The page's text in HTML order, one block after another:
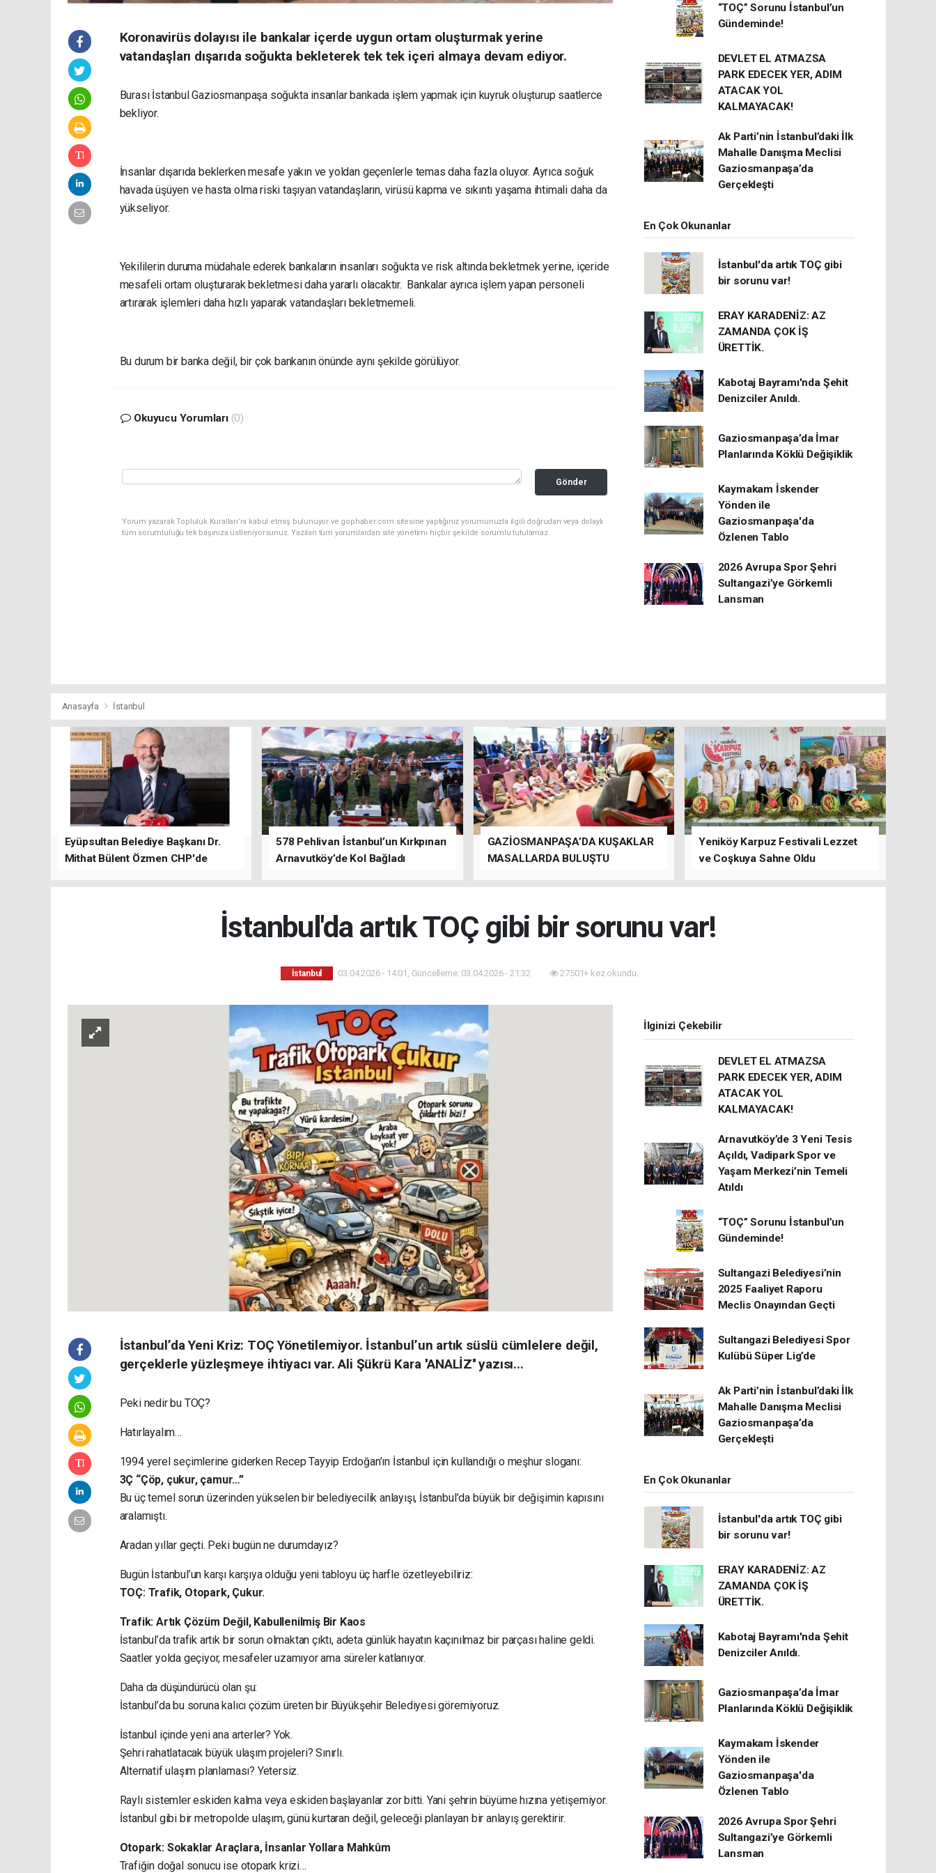
Koronavirüs dolayısı ile bankalar içerde uygun ortam oluşturmak yerine
vatandaşları dışarıda soğukta bekleterek tek tek içeri almaya devam ediyor.
Burası İstanbul Gaziosmanpaşa soğukta insanlar bankada işlem yapmak için kuyruk oluşturup saatlerce
bekliyor.
İnsanlar dışarıda beklerken mesafe yakın ve yoldan geçenlerle temas daha fazla oluyor. Ayrıca soğuk
havada üşüyen ve hasta olma riski taşıyan vatandaşların, virüsü kapma ve sıkıntı yaşama ihtimali daha da
yükseliyor.
Yekililerin duruma müdahale ederek bankaların insanları soğukta ve risk altında bekletmek yerine, içeride
mesafeli ortam oluşturarak bekletmesi daha yararlı olacaktır. Bankalar ayrıca işlem yapan personeli
artırarak işlemleri daha hızlı yaparak vatandaşları bekletmemeli.
Bu durum bir banka değil, bir çok bankanın önünde aynı şekilde görülüyor.
Okuyucu Yorumları (0)
Gönder
Yorum yazarak Topluluk Kuralları’nı kabul etmiş bulunuyor ve gophaber.com sitesine yaptığınız yorumunuzla ilgili doğrudan veya dolaylı
tüm sorumluluğu tek başınıza üstleniyorsunuz. Yazılan tüm yorumlardan site yönetimi hiçbir şekilde sorumlu tutulamaz.
“TOÇ” Sorunu İstanbul’un
Gündeminde!
DEVLET EL ATMAZSA
PARK EDECEK YER, ADIM
ATACAK YOL
KALMAYACAK!
Ak Parti’nin İstanbul’daki İlk
Mahalle Danışma Meclisi
Gaziosmanpaşa’da
Gerçekleşti
En Çok Okunanlar
İstanbul'da artık TOÇ gibi
bir sorunu var!
ERAY KARADENİZ: AZ
ZAMANDA ÇOK İŞ
ÜRETTİK.
Kabotaj Bayramı'nda Şehit
Denizciler Anıldı.
Gaziosmanpaşa’da İmar
Planlarında Köklü Değişiklik
Kaymakam İskender
Yönden ile
Gaziosmanpaşa'da
Özlenen Tablo
2026 Avrupa Spor Şehri
Sultangazi’ye Görkemli
Lansman
Anasayfa İstanbul
Eyüpsultan Belediye Başkanı Dr.
Mithat Bülent Özmen CHP'de
578 Pehlivan İstanbul’un Kırkpınarı
Arnavutköy’de Kol Bağladı
GAZİOSMANPAŞA’DA KUŞAKLAR
MASALLARDA BULUŞTU
Yeniköy Karpuz Festivali Lezzet
ve Coşkuya Sahne Oldu
İstanbul'da artık TOÇ gibi bir sorunu var!
İstanbul 03.04.2026 - 14:01, Güncelleme: 03.04.2026 - 21:32 27501+ kez okundu.
İstanbul’da Yeni Kriz: TOÇ Yönetilemiyor. İstanbul’un artık süslü cümlelere değil,
gerçeklerle yüzleşmeye ihtiyacı var. Ali Şükrü Kara ''ANALİZ'' yazısı...
Peki nedir bu TOÇ?
Hatırlayalım…
1994 yerel seçimlerine giderken Recep Tayyip Erdoğan’ın İstanbul için kullandığı o meşhur sloganı:
3Ç “Çöp, çukur, çamur…”
Bu üç temel sorun üzerinden yükselen bir belediyecilik anlayışı, İstanbul’da büyük bir değişimin kapısını
aralamıştı.
Aradan yıllar geçti. Peki bugün ne durumdayız?
Bugün İstanbul’un karşı karşıya olduğu yeni tabloyu üç harfle özetleyebiliriz:
TOÇ: Trafik, Otopark, Çukur.
Trafik: Artık Çözüm Değil, Kabullenilmiş Bir Kaos
İstanbul’da trafik artık bir sorun olmaktan çıktı, adeta günlük hayatın kaçınılmaz bir parçası haline geldi.
Saatler yolda geçiyor, mesafeler uzamıyor ama süreler katlanıyor.
Daha da düşündürücü olan şu:
İstanbul’da bu soruna kalıcı çözüm üreten bir Büyükşehir Belediyesi göremiyoruz.
İstanbul içinde yeni ana arterler? Yok.
Şehri rahatlatacak büyük ulaşım projeleri? Sınırlı.
Alternatif ulaşım planlaması? Yetersiz.
Raylı sistemler eskiden kalma veya eskiden başlayanlar zor bitti. Yani şehrin büyüme hızına yetişemiyor.
İstanbul gibi bir metropolde ulaşım, günü kurtaran değil, geleceği planlayan bir anlayış gerektirir.
Otopark: Sokaklar Araçlara, İnsanlar Yollara Mahkûm
Trafiğin doğal sonucu ise otopark krizi…
İlginizi Çekebilir
DEVLET EL ATMAZSA
PARK EDECEK YER, ADIM
ATACAK YOL
KALMAYACAK!
Arnavutköy’de 3 Yeni Tesis
Açıldı, Vadipark Spor ve
Yaşam Merkezi’nin Temeli
Atıldı
“TOÇ” Sorunu İstanbul’un
Gündeminde!
Sultangazi Belediyesi’nin
2025 Faaliyet Raporu
Meclis Onayından Geçti
Sultangazi Belediyesi Spor
Kulübü Süper Lig’de
Ak Parti’nin İstanbul’daki İlk
Mahalle Danışma Meclisi
Gaziosmanpaşa’da
Gerçekleşti
En Çok Okunanlar
İstanbul'da artık TOÇ gibi
bir sorunu var!
ERAY KARADENİZ: AZ
ZAMANDA ÇOK İŞ
ÜRETTİK.
Kabotaj Bayramı'nda Şehit
Denizciler Anıldı.
Gaziosmanpaşa’da İmar
Planlarında Köklü Değişiklik
Kaymakam İskender
Yönden ile
Gaziosmanpaşa'da
Özlenen Tablo
2026 Avrupa Spor Şehri
Sultangazi’ye Görkemli
Lansman